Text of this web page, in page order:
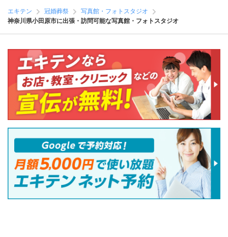
エキテン 冠婚葬祭
写真館・フォトスタジオ
神奈川県小田原市に出張・訪問可能な写真館・フォトスタジオ